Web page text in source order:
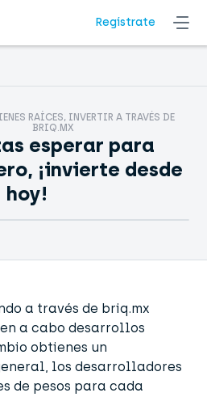
Regístrate
RAÍCES, INVERTIR A TRAVÉS DE
BRIQ.MX
esperar para
¡invierte desde
hoy!
a través de briq.mx
a cabo desarrollos
obtienes un
los desarrolladores
de pesos para cada